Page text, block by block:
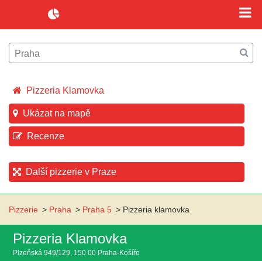
Pizzeria Klamovka
Ukázat na mapě
Recenze
Další pizzerie v Praze
Pizzerie > Praha > Praha 5 > Pizzeria klamovka
Pizzeria Klamovka
Plzeňská 949/129, 150 00 Praha-Košíře